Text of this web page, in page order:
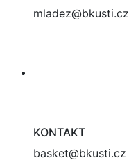
mladez@bkusti.cz
KONTAKT
basket@bkusti.cz